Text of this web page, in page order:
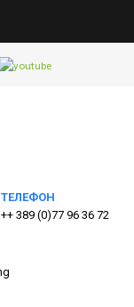
ТЕЛЕФОН
++ 389 (0)77 96 36 72